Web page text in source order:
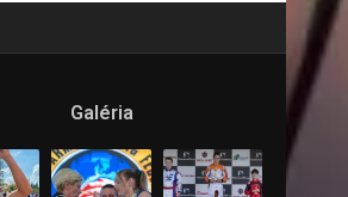
Galéria